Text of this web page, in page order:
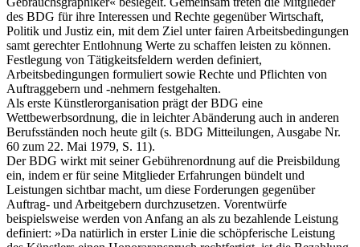
des BDG für ihre Interessen und Rechte gegenüber Wirtschaft,
Politik und Justiz ein, mit dem Ziel unter fairen Arbeitsbedingungen
samt gerechter Entlohnung Werte zu schaffen leisten zu können.
Festlegung von Tätigkeitsfeldern werden definiert,
Arbeitsbedingungen formuliert sowie Rechte und Pflichten von
Auftraggebern und -nehmern festgehalten.
Als erste Künstlerorganisation prägt der BDG eine
Wettbewerbsordnung, die in leichter Abänderung auch in anderen
Berufsständen noch heute gilt (s. BDG Mitteilungen, Ausgabe Nr.
60 zum 22. Mai 1979, S. 11).
Der BDG wirkt mit seiner Gebührenordnung auf die Preisbildung
ein, indem er für seine Mitglieder Erfahrungen bündelt und
Leistungen sichtbar macht, um diese Forderungen gegenüber
Auftrag- und Arbeitgebern durchzusetzen. Vorentwürfe
beispielsweise werden von Anfang an als zu bezahlende Leistung
definiert: »Da natürlich in erster Linie die schöpferische Leistung